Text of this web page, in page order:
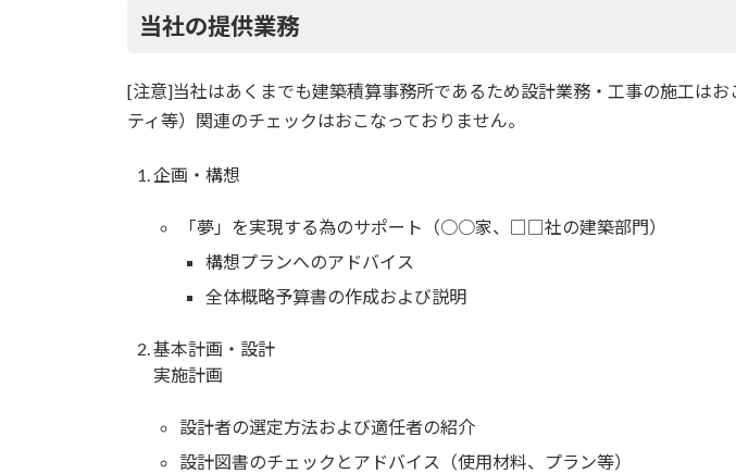
当社の提供業務
[注意]当社はあくまでも建築積算事務所であるため設計業務・工事の施工は
ティ等）関連のチェックはおこなっておりません。
企画・構想
「夢」を実現する為のサポート（○○家、□□社の建築部門）
構想プランへのアドバイス
全体概略予算書の作成および説明
基本計画・設計
実施計画
設計者の選定方法および適任者の紹介
設計図書のチェックとアドバイス（使用材料、プラン等）